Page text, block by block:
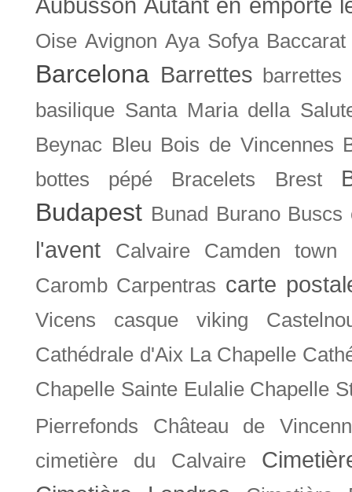
Aubusson Autant en emporte
Oise Avignon Aya Sofya Baccarat
Barcelona Barrettes barrettes
basilique Santa Maria della
Beynac Bleu Bois de Vincennes
bottes pépé
Bracelets Brest
Budapest Bunad Burano Buscs
l'avent Calvaire Camden town
Caromb Carpentras carte
Vicens casque viking
Cathédrale d'Aix La Chapelle
Chapelle Sainte Eulalie Chapelle
Pierrefonds
Château de
cimetière du Calvaire